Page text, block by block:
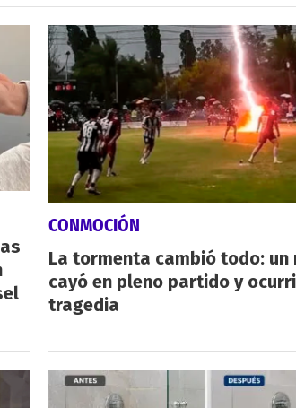
CONMOCIÓN
La tormenta cambió todo: un
cayó en pleno partido y
tragedia